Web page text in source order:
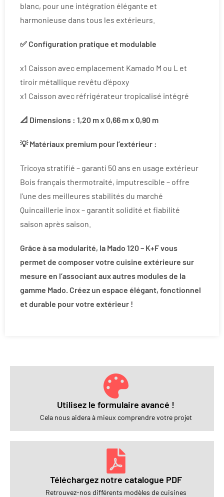
blanc, pour une intégration élégante et
harmonieuse dans tous les extérieurs.
✅ Configuration pratique et modulable
x1 Caisson avec emplacement Kamado M ou L et
tiroir métallique revêtu d’époxy
x1 Caisson avec réfrigérateur tropicalisé intégré
📐 Dimensions : 1,20 m x 0,66 m x 0,90 m
💡 Matériaux premium pour l’extérieur :
Tricoya stratifié – garanti 50 ans en usage extérieur
Bois français thermotraité, imputrescible – offre
l’une des meilleures stabilités du marché
Quincaillerie inox – garantit solidité et fiabilité
saison après saison.
Grâce à sa modularité, la Mado 120 – K+F vous
permet de composer votre cuisine extérieure sur
mesure en l’associant aux autres modules de la
gamme Mado. Créez un espace élégant, fonctionnel
et durable pour votre extérieur !
Utilisez le formulaire avancé !
Cela nous aidera à mieux comprendre votre projet
Téléchargez notre catalogue PDF
Retrouvez-nos différents modèles de cuisines